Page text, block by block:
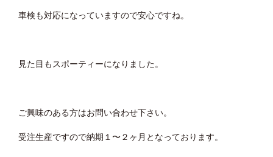
車検も対応になっていますので安心ですね。
見た目もスポーティーになりました。
ご興味のある方はお問い合わせ下さい。
受注生産ですので納期１〜２ヶ月となっております。